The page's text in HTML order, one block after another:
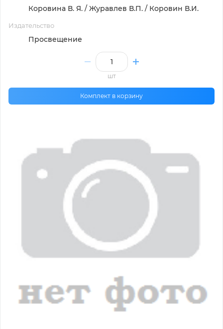
Коровина В. Я. / Журавлев В.П. / Коровин В.И.
Издательство
Просвещение
шт
Комплект в корзину